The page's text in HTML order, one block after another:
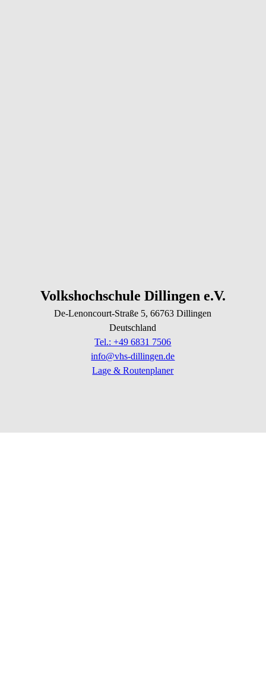
Volkshochschule Dillingen e.V.
De-Lenoncourt-Straße 5, 66763Dillingen
Deutschland
Tel.: +49 6831 7506
info@vhs-dillingen.de
Lage & Routenplaner